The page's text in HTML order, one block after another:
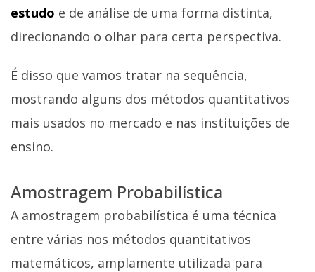
estudo e de análise de uma forma distinta,
direcionando o olhar para certa perspectiva.
É disso que vamos tratar na sequência,
mostrando alguns dos métodos quantitativos
mais usados no mercado e nas instituições de
ensino.
Amostragem Probabilística
A amostragem probabilística é uma técnica
entre várias nos métodos quantitativos
matemáticos, amplamente utilizada para